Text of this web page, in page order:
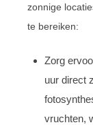
zonnige
te bereiken:
Zorg
uur direct
vruchten,